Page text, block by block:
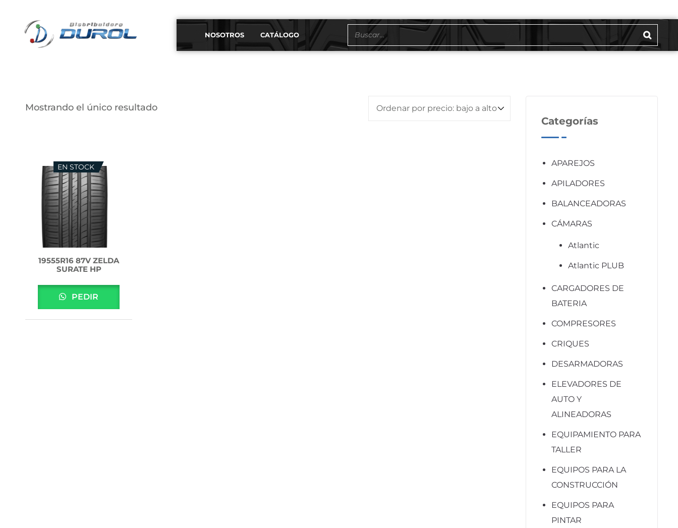
NOSOTROS CATÁLOGO
Mostrando el único resultado
EN STOCK
19555R16 87V ZELDA
SURATE HP
PEDIR
Categorías
APAREJOS
APILADORES
BALANCEADORAS
CÁMARAS
Atlantic
Atlantic PLUB
CARGADORES DE
BATERIA
COMPRESORES
CRIQUES
DESARMADORAS
ELEVADORES DE
AUTO Y
ALINEADORAS
EQUIPAMIENTO PARA
TALLER
EQUIPOS PARA LA
CONSTRUCCIÓN
EQUIPOS PARA
PINTAR